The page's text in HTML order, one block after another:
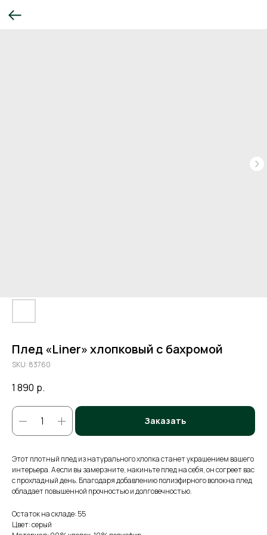
Плед «Liner» хлопковый с бахромой
SKU: 83760
1 890 р.
Заказать
Этот плотный плед из натурального хлопка станет украшением вашего
интерьера. А если вы замерзните, накиньте плед на себя, он согреет вас
с прохладный день. Благодаря добавлению полиэфирного волокна плед
обладает повышенной прочностью и долговечностью.
Остаток на складе: 55
Цвет: серый